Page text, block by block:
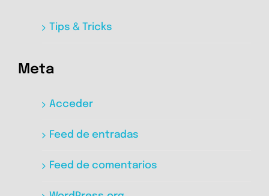
Tips & Tricks
Meta
Acceder
Feed de entradas
Feed de comentarios